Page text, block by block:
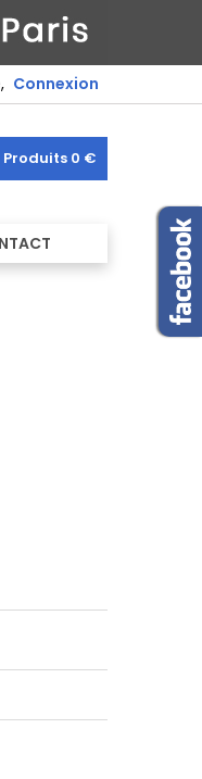
Connexion
Produits 0 €